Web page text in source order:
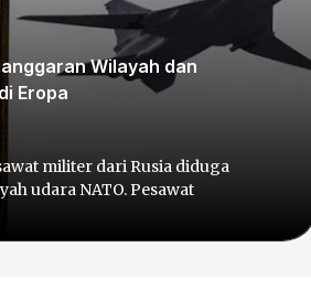
Wilayah dan
Eropa
militer dari Rusia diduga
udara NATO. Pesawat